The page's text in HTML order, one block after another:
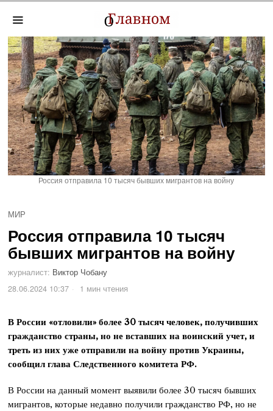
Россия отправила 10 тысяч бывших мигрантов на войну
МИР
Россия отправила 10 тысяч
бывших мигрантов на войну
журналист: Виктор Чобану
28.06.2024 10:37
1 мин чтения
В России «отловили» более 30 тысяч человек, получивших
гражданство страны, но не вставших на воинский учет, и
треть из них уже отправили на войну против Украины,
сообщил глава Следственного комитета РФ.
В России на данный момент выявили более 30 тысяч бывших
мигрантов, которые недавно получили гражданство РФ, но не